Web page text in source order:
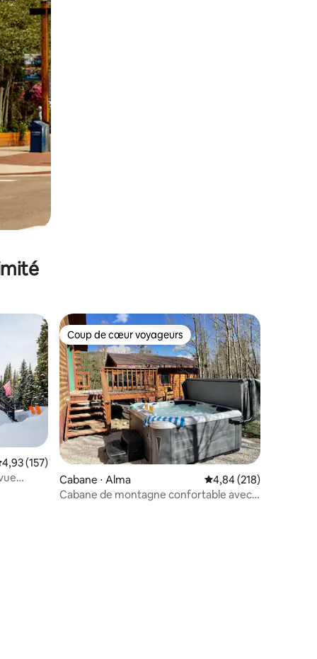
appréciés
moyenne sur la base de 157 commentaires : 4,93 sur 5
4,93 (157)
Coup de cœur voyageurs
Coup de cœur voyageurs
Cabane ⋅ Alma Évaluation moyenne
4,84 (218)
Cabane de montagne confortable avec